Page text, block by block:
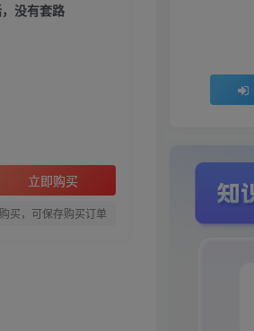
没有套路
立即购买
买，可保存购买订单